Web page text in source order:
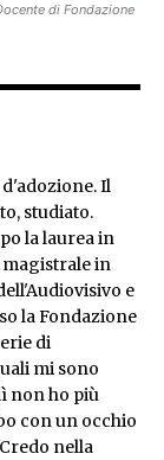
di Fondazione
Il
studiato.
la laurea in
magistrale in
e
la Fondazione
di
mi sono
non ho più
con un occhio
nella